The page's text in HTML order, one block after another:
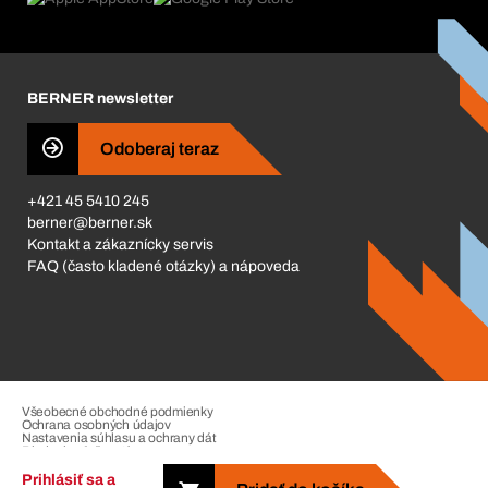
Prihlásiť sa a
Business Conduct
BERNER newsletter
Odoberaj teraz
+421 45 5410 245
berner@berner.sk
Kontakt a zákaznícky servis
FAQ (často kladené otázky) a nápoveda
Všeobecné obchodné podmienky
Ochrana osobných údajov
Nastavenia súhlasu a ochrany dát
Riadenie sťažností